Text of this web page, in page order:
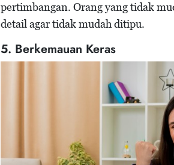
pertimbangan. Orang yang tidak
detail agar tidak mudah ditipu.
5. Berkemauan Keras